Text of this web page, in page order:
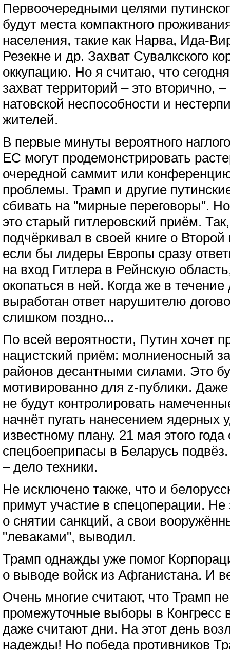
Первоочередными целями
будут места компактного
населения, такие как Нарва, Ида-
Резекне и др. Захват Сувалкского
оккупацию. Но я считаю, что
захват территорий – это вторично,
натовской неспособности и
жителей.
В первые минуты вероятного
ЕС могут продемонстрировать
очередной саммит или
проблемы. Трамп и другие
сбивать на "мирные переговоры".
это старый гитлеровский приём.
подчёркивал в своей книге о
если бы лидеры Европы сразу
на вход Гитлера в Рейнскую
окопаться в ней. Когда же в
выработан ответ нарушителю
слишком поздно...
По всей вероятности, Путин хочет
нацистский приём: молниеносный
районов десантными силами. Это
мотивированно для z-публики.
не будут контролировать
начнёт пугать нанесением ядерных
известному плану. 21 мая этого
спецбоеприпасы в Беларусь
– дело техники.
Не исключено также, что и
примут участие в спецоперации.
о снятии санкций, а свои
"леваками", выводил.
Трамп однажды уже помог
о выводе войск из Афганистана. И
Очень многие считают, что Трамп
промежуточные выборы в Конгресс
даже считают дни. На этот день
надежды! Но победа противников